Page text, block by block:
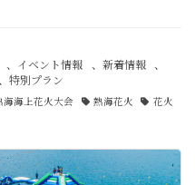
、 イベント情報 、 新着情報 、
特別プラン
海海上花火大会 熱海花火 花火